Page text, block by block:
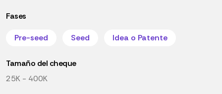
Fases
Pre-seed Seed Idea o Patente
Tamaño del cheque
25K - 400K